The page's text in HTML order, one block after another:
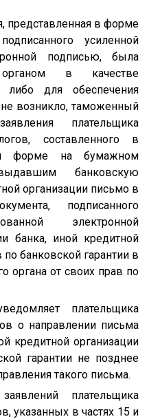
представленная в форме
усиленной
подписью, была
в качестве
либо для обеспечения
не возникло, таможенный
плательщика
составленного в
форме на бумажном
банковскую
организации письмо в
подписанного
электронной
банка, иной кредитной
по банковской гарантии в
органа от своих прав по
плательщика
о направлении письма
кредитной организации
гарантии не позднее
такого письма.
плательщика
указанных в частях 15 и